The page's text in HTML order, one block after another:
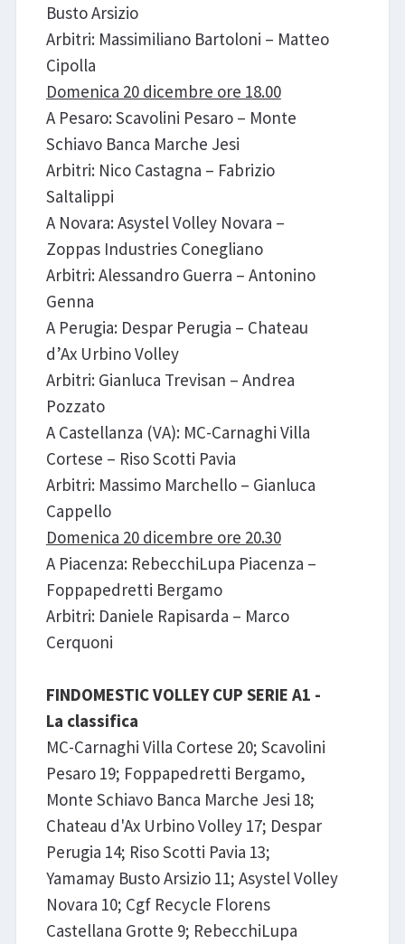
Busto Arsizio
Arbitri: Massimiliano Bartoloni – Matteo
Cipolla
Domenica 20 dicembre ore 18.00
A Pesaro: Scavolini Pesaro – Monte
Schiavo Banca Marche Jesi
Arbitri: Nico Castagna – Fabrizio
Saltalippi
A Novara: Asystel Volley Novara –
Zoppas Industries Conegliano
Arbitri: Alessandro Guerra – Antonino
Genna
A Perugia: Despar Perugia – Chateau
d’Ax Urbino Volley
Arbitri: Gianluca Trevisan – Andrea
Pozzato
A Castellanza (VA): MC-Carnaghi Villa
Cortese – Riso Scotti Pavia
Arbitri: Massimo Marchello – Gianluca
Cappello
Domenica 20 dicembre ore 20.30
A Piacenza: RebecchiLupa Piacenza –
Foppapedretti Bergamo
Arbitri: Daniele Rapisarda – Marco
Cerquoni
FINDOMESTIC VOLLEY CUP SERIE A1 -
La classifica
MC-Carnaghi Villa Cortese 20; Scavolini
Pesaro 19; Foppapedretti Bergamo,
Monte Schiavo Banca Marche Jesi 18;
Chateau d'Ax Urbino Volley 17; Despar
Perugia 14; Riso Scotti Pavia 13;
Yamamay Busto Arsizio 11; Asystel Volley
Novara 10; Cgf Recycle Florens
Castellana Grotte 9; RebecchiLupa